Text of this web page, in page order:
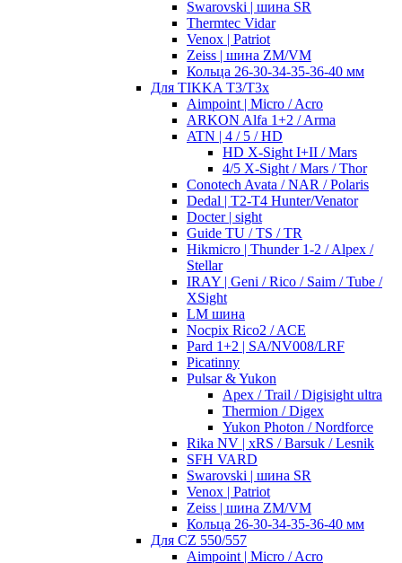
Swarovski | шина SR
Thermtec Vidar
Venox | Patriot
Zeiss | шина ZM/VM
Кольца 26-30-34-35-36-40 мм
Для TIKKA T3/T3x
Aimpoint | Micro / Acro
ARKON Alfa 1+2 / Arma
ATN | 4 / 5 / HD
HD X-Sight I+II / Mars
4/5 X-Sight / Mars / Thor
Conotech Avata / NAR / Polaris
Dedal | T2-T4 Hunter/Venator
Docter | sight
Guide TU / TS / TR
Hikmicro | Thunder 1-2 / Alpex /
Stellar
IRAY | Geni / Rico / Saim / Tube /
XSight
LM шина
Nocpix Rico2 / ACE
Pard 1+2 | SA/NV008/LRF
Picatinny
Pulsar & Yukon
Apex / Trail / Digisight ultra
Thermion / Digex
Yukon Photon / Nordforce
Rika NV | xRS / Barsuk / Lesnik
SFH VARD
Swarovski | шина SR
Venox | Patriot
Zeiss | шина ZM/VM
Кольца 26-30-34-35-36-40 мм
Для CZ 550/557
Aimpoint | Micro / Acro